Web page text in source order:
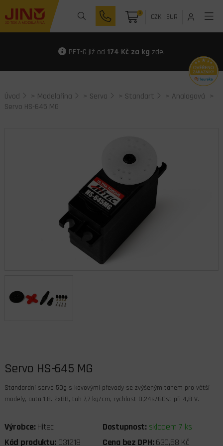
0 CZK| EUR
PET-G již od 174 Kč za kg zde.
Úvod > Modelařina > Serva > Standart > Analogová >
Servo HS-645 MG
Servo HS-645 MG
Standardní servo 50g s kovovými převody se zvýšeným tahem pro větší
modely, auta 1:8. 2xBB, tah 7,7 kg/cm, rychlost 0,24s/60st při 4,8 V.
Výrobce: Hitec Dostupnost: skladem 7 ks
Kód produktu: 031218 Cena bez DPH: 630,58 Kč